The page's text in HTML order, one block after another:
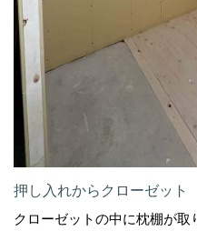
押し入れからクローゼット
クローゼットの中に枕棚が取